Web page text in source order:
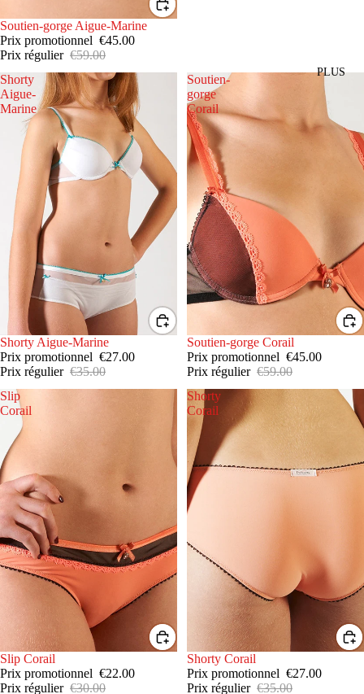
PLUS
PROMOTION
Soutien-gorge Aigue-Marine
Prix promotionnel €45.00
Prix régulier €59.00
Shorty
Aigue-
Marine
PROMOTION
Shorty Aigue-Marine
Prix promotionnel €27.00
Prix régulier €35.00
Soutien-
gorge
Corail
PROMOTION
Soutien-gorge Corail
Prix promotionnel €45.00
Prix régulier €59.00
Slip
Corail
PROMOTION
Slip Corail
Prix promotionnel €22.00
Prix régulier €30.00
Shorty
Corail
PROMOTION
Shorty Corail
Prix promotionnel €27.00
Prix régulier €35.00